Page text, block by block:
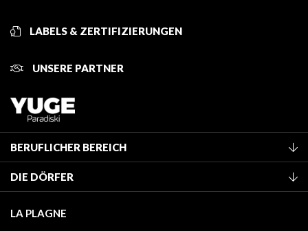
LABELS & ZERTIFIZIERUNGEN
UNSERE PARTNER
BERUFLICHER BEREICH
Mitglied des Fremdenverkehrsamtes werden
Klassifizierung von Möbeln
Kurtaxe
DIE DÖRFER
Montchavin - Les Coches
LA PLAGNE